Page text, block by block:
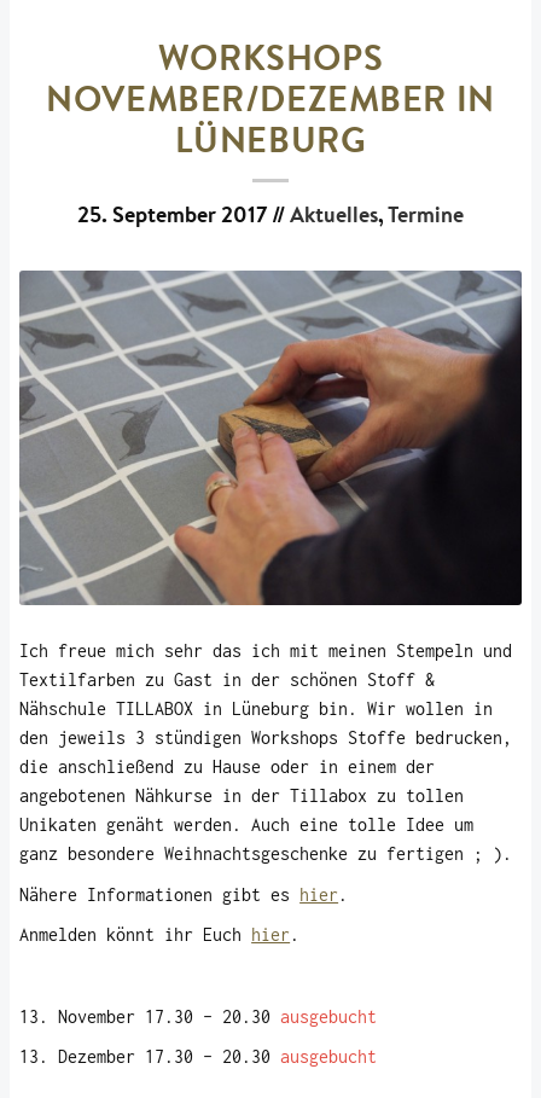
WORKSHOPS
NOVEMBER/DEZEMBER IN
LÜNEBURG
25. September 2017 //Aktuelles,Termine
Ich freue mich sehr das ich mit meinen Stempeln und
Textilfarben zu Gast in der schönen Stoff &
Nähschule TILLABOX in Lüneburg bin. Wir wollen in
den jeweils 3 stündigen Workshops Stoffe bedrucken,
die anschließend zu Hause oder in einem der
angebotenen Nähkurse in der Tillabox zu tollen
Unikaten genäht werden. Auch eine tolle Idee um
ganz besondere Weihnachtsgeschenke zu fertigen ; ).
Nähere Informationen gibt es hier .
Anmelden könnt ihr Euch hier .
13. November 17.30 – 20.30ausgebucht
13. Dezember 17.30 – 20.30ausgebucht